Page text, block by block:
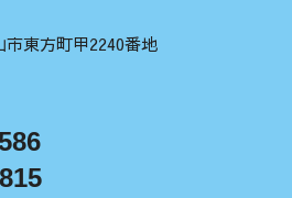
東方町甲2240番地